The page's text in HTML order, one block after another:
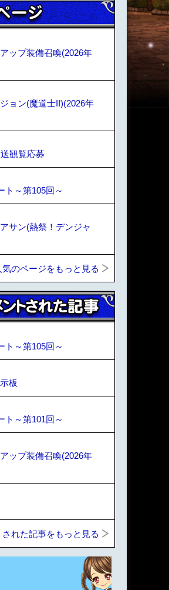
ップ装備召喚(2026年
ョン(魔道士II)(2026年
観覧応募
ト～第105回～
サン(熱祭！デンジャ
気のページをもっと見る
ト～第105回～
板
ト～第101回～
ップ装備召喚(2026年
れた記事をもっと見る